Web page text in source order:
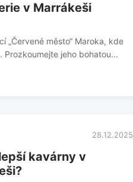
v Marrákeši
„Červené město“ Maroka, kde
Prozkoumejte jeho bohatou...
28.12.2025
kavárny v